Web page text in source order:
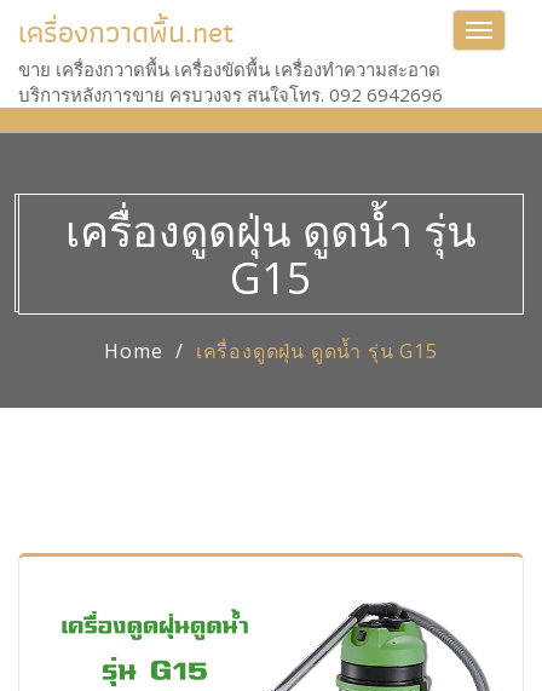
Toggle
เครื่องกวาดพื้น.net
ขาย เครื่องกวาดพื้น เครื่องขัดพื้น เครื่องทำความสะอาด
บริการหลังการขาย ครบวงจร สนใจโทร. 092 6942696
เครื่องดูดฝุ่น ดูดน้ำ รุ่น
G15
Home เครื่องดูดฝุ่น ดูดน้ำ รุ่น G15